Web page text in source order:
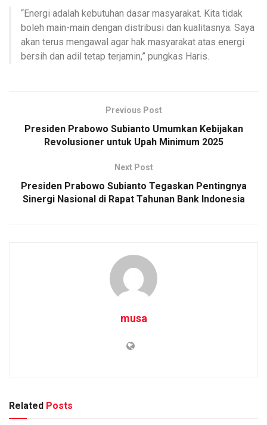
“Energi adalah kebutuhan dasar masyarakat. Kita tidak
boleh main-main dengan distribusi dan kualitasnya. Saya
akan terus mengawal agar hak masyarakat atas energi
bersih dan adil tetap terjamin,” pungkas Haris.
Previous Post
Presiden Prabowo Subianto Umumkan Kebijakan
Revolusioner untuk Upah Minimum 2025
Next Post
Presiden Prabowo Subianto Tegaskan Pentingnya
Sinergi Nasional di Rapat Tahunan Bank Indonesia
musa
Related Posts